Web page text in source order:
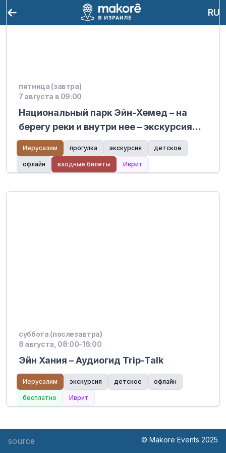
RU
пятница (завтра)
7 августа в 09:00
Национальный парк Эйн-Хемед – на
берегу реки и внутри нее – экскурсия
простым языком.
Иерусалим прогулка экскурсия детское
офлайн входные билеты Иврит
суббота (послезавтра)
8 августа, 08:00–16:00
Эйн Хания – Аудиогид Trip-Talk
Иерусалим экскурсия детское офлайн
бесплатно Иврит
source © Makore Events 2025